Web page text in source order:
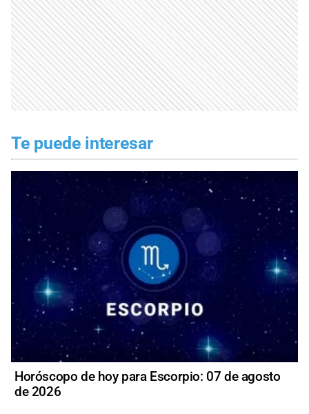
Te puede interesar
Horóscopo de hoy para Escorpio: 07 de agosto
de 2026